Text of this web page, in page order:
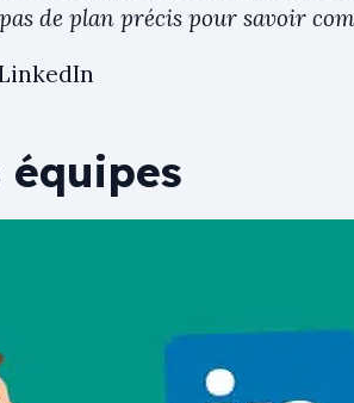
de plan précis pour savoir
équipes